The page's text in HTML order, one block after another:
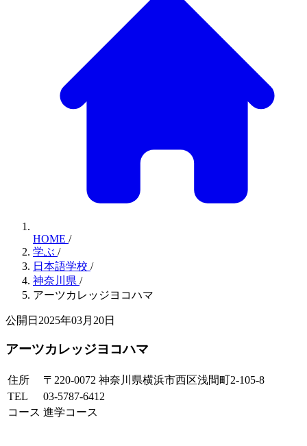
HOME /
学ぶ /
日本語学校 /
神奈川県 /
アーツカレッジヨコハマ
公開日2025年03月20日
アーツカレッジヨコハマ
住所
〒220-0072 神奈川県横浜市西区浅間町2-105-8
TEL
03-5787-6412
コース 進学コース